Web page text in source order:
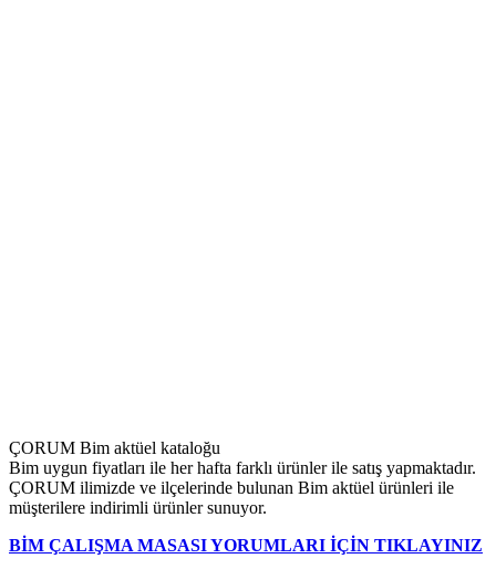
ÇORUM Bim aktüel kataloğu
Bim uygun fiyatları ile her hafta farklı ürünler ile satış yapmaktadır.
ÇORUM ilimizde ve ilçelerinde bulunan Bim aktüel ürünleri ile
müşterilere indirimli ürünler sunuyor.
BİM ÇALIŞMA MASASI YORUMLARI İÇİN TIKLAYINIZ